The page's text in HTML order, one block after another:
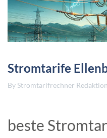
Stromtarife
By Stromtarifrechner Redaktion
beste